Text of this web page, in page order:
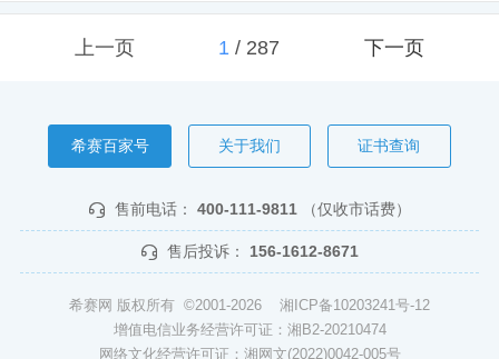
上一页 1/ 287 下一页
希赛百家号 关于我们 证书查询
售前电话： 400-111-9811 （仅收市话费）
售后投诉： 156-1612-8671
希赛网 版权所有 ©2001-2026 湘ICP备10203241号-12
增值电信业务经营许可证：湘B2-20210474
网络文化经营许可证：湘网文(2022)0042-005号